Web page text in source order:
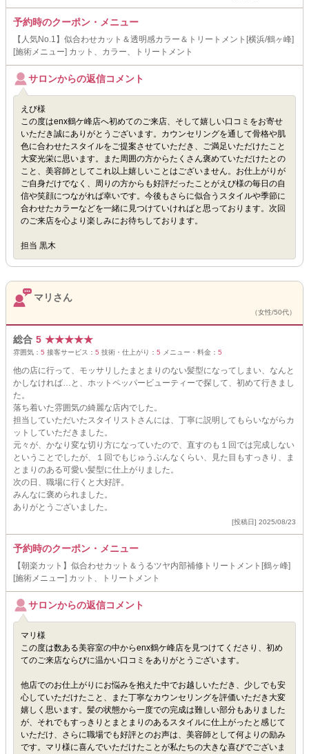
予約時のクーポン・メニュー
【人気No.1】似合わせカット＆透明感カラー＆トリートメント[横浜/鶴ヶ峰]
[施術メニュー] カット、カラー、トリートメント
サロンからの返信コメント
えび様
この度はenx鶴ケ峰店へ初めてのご来店、そして嬉しい口コミをお寄せ
いただき誠にありがとうございます。カウンセリングを通して骨格や肌
色に合わせたスタイルをご提案させていただき、ご満足いただけたこと
大変光栄に思います。また周囲の方からたくさん褒めていただけたとの
こと、美容師としてこれ以上嬉しいことはございません。お仕上がりが
ご自身だけでなく、周りの方からも好評だったことがえび様の毎日の自
信や笑顔につながれば幸いです。今後もさらに似合うスタイルや季節に
合わせたカラーなどを一緒に見つけていければと思っております。次回
のご来店を心より楽しみにお待ちしております。
担当 黒木
マリさん
（女性/50代）
総合 5 ★★★★★
雰囲気： 5 接客サービス： 5 技術・仕上がり： 5 メニュー・料金： 5
他の店に行って、モッサリしたまとまりのない髪型になってしまい、なんと
かしなければ…と、ホットペッパービューティーで探して、初めて行きまし
た。
落ち着いた雰囲気の綺麗な店内でした。
担当していただいたスタイリストさんには、丁寧に説明してもらいながらカ
ットしていただきました。
元々が、かなり変な切り方になっていたので、直すのも１回では完成しない
ということでしたが、１回でもじゅうぶんなくらい、見た目もすっきり、ま
とまりのある可愛い髪型に仕上がりました。
次の日、職場に行くと大好評。
みんなに褒められました。
ありがとうございました。
[投稿日] 2025/08/23
予約時のクーポン・メニュー
【朝楽カット】似合わせカット＆うるツヤ内部補修トリートメント[鶴ヶ峰]
[施術メニュー] カット、トリートメント
サロンからの返信コメント
マリ様
この度は数ある美容室の中からenx鶴ケ峰店を見つけてくださり、初め
てのご来店ならびに温かい口コミをありがとうございます。
他店でのお仕上がりにお悩みを抱えた中でお越しいただき、少しでも安
心していただけたこと、また丁寧なカウンセリングを評価いただき大変
嬉しく思います。髪の状態から一度での完成は難しい部分もありました
が、それでもすっきりとまとまりのあるスタイルに仕上がったと感じて
いただけ、さらに職場でも好評とのお声は、美容師として何よりの励み
です。マリ様に喜んでいただけたことが私たちの大きな喜びでございま